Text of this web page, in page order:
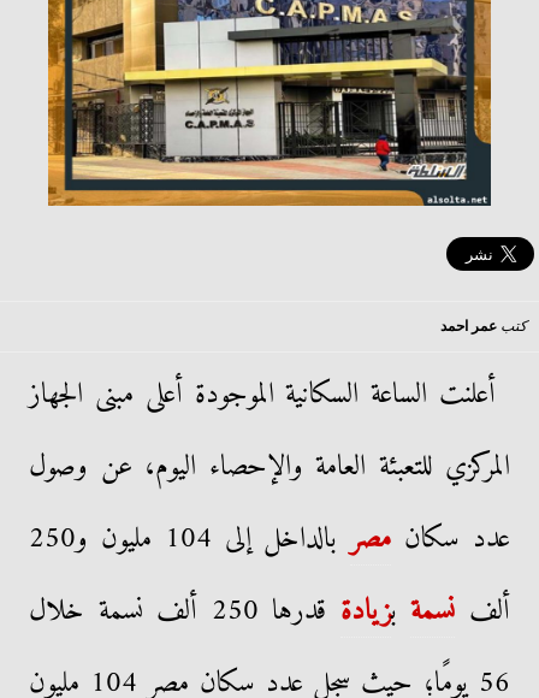
كتب عمر احمد
أعلنت الساعة السكانية الموجودة أعلى مبنى الجهاز
المركزي للتعبئة العامة والإحصاء اليوم، عن وصول
عدد سكان مصر
بالداخل إلى 104 مليون و250
ألف نسمةبزيادة
قدرها 250 ألف نسمة خلال
56 يومًا؛ حيث سجل عدد سكان مصر 104 مليون